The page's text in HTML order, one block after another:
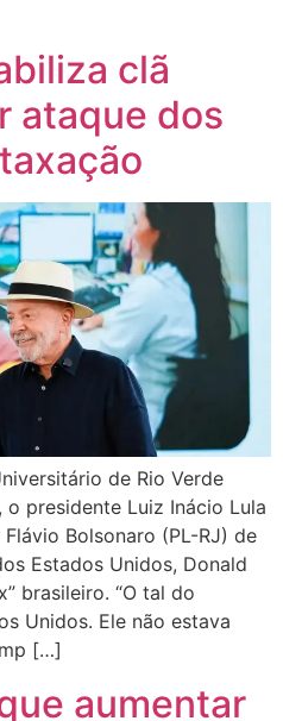
clã
ataque dos
de Rio Verde
presidente Luiz Inácio Lula
Bolsonaro (PL-RJ) de
Estados Unidos, Donald
brasileiro. “O tal do
Unidos. Ele não estava
[…]
aumentar